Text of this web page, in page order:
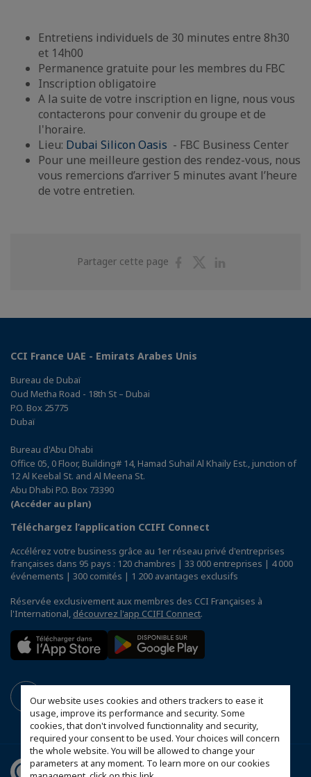
Our website uses cookies and others trackers to ease it
usage, improve its performance and security. Some
cookies, that don't involved functionnality and security,
required your consent to be used. Your choices will concern
the whole website. You will be allowed to change your
parameters at any moment. To learn more on our cookies
Entretiens individuels de 30 minutes entre 8h30
et 14h00
Permanence gratuite pour les membres du FBC
Inscription obligatoire
A la suite de votre inscription en ligne, nous vous
contacterons pour convenir du groupe et de
l'horaire.
Lieu: Dubai Silicon Oasis - FBC Business Center
Pour une meilleure gestion des rendez-vous, nous
vous remercions d’arriver 5 minutes avant l’heure
de votre entretien.
Partager cette page
PartagerPartager
CCI France UAE - Emirats Arabes Unis
Bureau de Dubaï
Oud Metha Road - 18th St – Dubai
P.O. Box 25775
Dubaï
Bureau d'Abu Dhabi
Office 05, 0 Floor, Building# 14, Hamad Suhail Al Khaily Est., junction of
12 Al Keebal St. and Al Meena St.
Abu Dhabi P.O. Box 73390
(Accéder au plan)
Téléchargez l’application CCIFI Connect
Accélérez votre business grâce au 1er réseau privé d'entreprises
françaises dans 95 pays : 120 chambres | 33 000 entreprises | 4 000
événements | 300 comités | 1 200 avantages exclusifs
Réservée exclusivement aux membres des CCI Françaises à
l'International, découvrez l'app CCIFI Connect.